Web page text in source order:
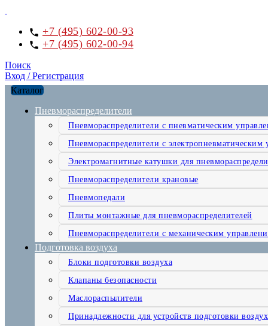
+7 (495) 602-00-93
+7 (495) 602-00-94
Поиск
Вход / Регистрация
Каталог
Пневмораспределители
Пневмораспределители с пневматическим
Пневмораспределители с электропневматическим
Электромагнитные катушки для
Пневмораспределители крановые
Пневмопедали
Плиты монтажные для пневмораспределителей
Пневмораспределители с механическим
Подготовка воздуха
Блоки подготовки воздуха
Клапаны безопасности
Маслораспылители
Принадлежности для устройств подготовки